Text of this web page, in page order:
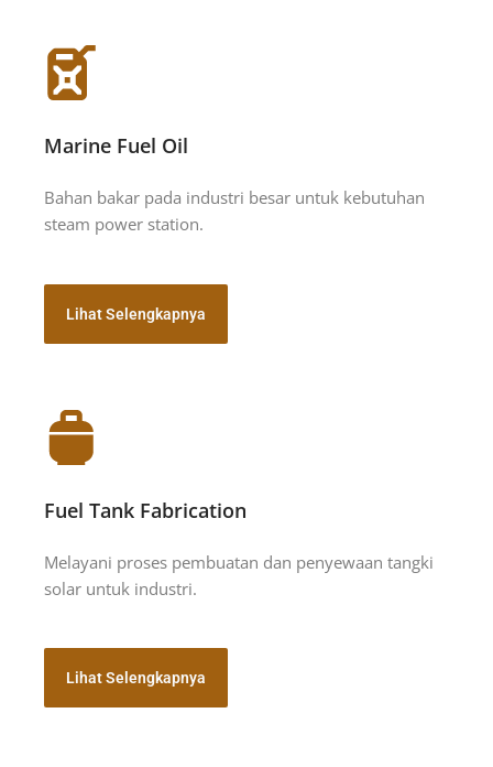
Marine Fuel Oil
Bahan bakar pada industri besar untuk kebutuhan
steam power station.
Lihat Selengkapnya
Fuel Tank Fabrication
Melayani proses pembuatan dan penyewaan tangki
solar untuk industri.
Lihat Selengkapnya